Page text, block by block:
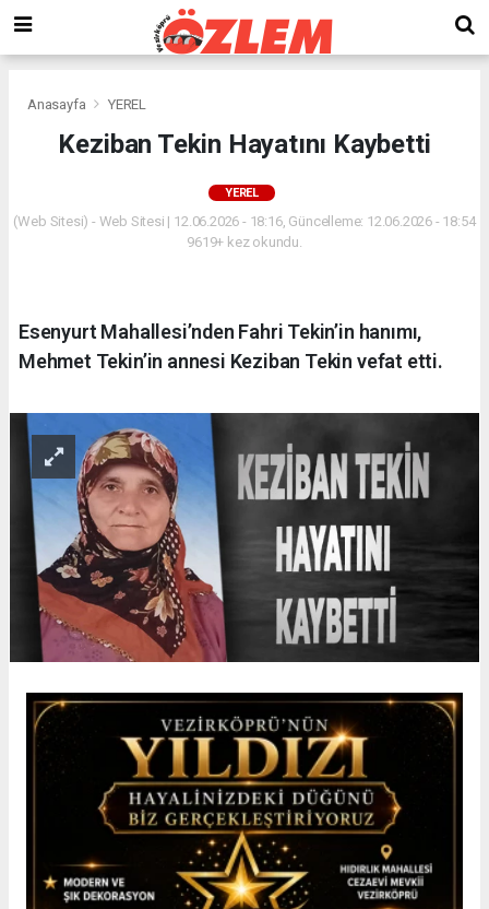
Anasayfa YEREL
Keziban Tekin Hayatını Kaybetti
YEREL
(Web Sitesi) - Web Sitesi | 12.06.2026 - 18:16, Güncelleme: 12.06.2026 - 18:54
9619+ kez okundu.
Esenyurt Mahallesi’nden Fahri Tekin’in hanımı,
Mehmet Tekin’in annesi Keziban Tekin vefat etti.